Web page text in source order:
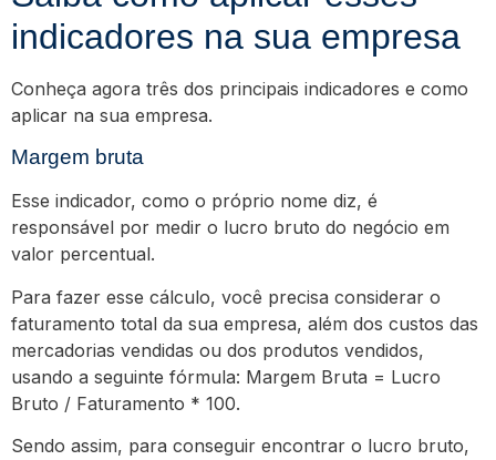
indicadores na sua empresa
Conheça agora três dos principais indicadores e como
aplicar na sua empresa.
Margem bruta
Esse indicador, como o próprio nome diz, é
responsável por medir o lucro bruto do negócio em
valor percentual.
Para fazer esse cálculo, você precisa considerar o
faturamento total da sua empresa, além dos custos das
mercadorias vendidas ou dos produtos vendidos,
usando a seguinte fórmula: Margem Bruta = Lucro
Bruto / Faturamento * 100.
Sendo assim, para conseguir encontrar o lucro bruto,